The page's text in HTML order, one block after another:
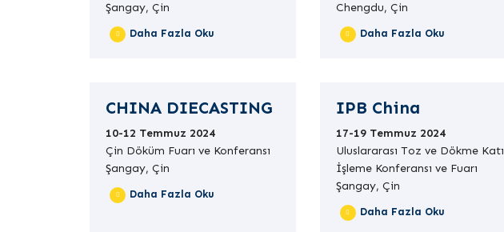
Şangay, Çin
Daha Fazla Oku
Chengdu, Çin
Daha Fazla Oku
CHINA DIECASTING
10-12 Temmuz 2024
Çin Döküm Fuarı ve Konferansı
Şangay, Çin
Daha Fazla Oku
IPB China
17-19 Temmuz 2024
Uluslararası Toz ve Dökme Katı
İşleme Konferansı ve Fuarı
Şangay, Çin
Daha Fazla Oku